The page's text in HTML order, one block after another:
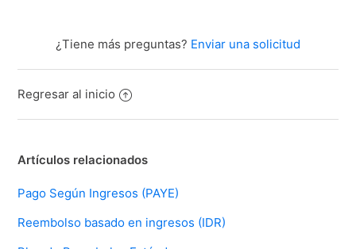
¿Tiene más preguntas? Enviar una solicitud
Regresar al inicio
Artículos relacionados
Pago Según Ingresos (PAYE)
Reembolso basado en ingresos (IDR)